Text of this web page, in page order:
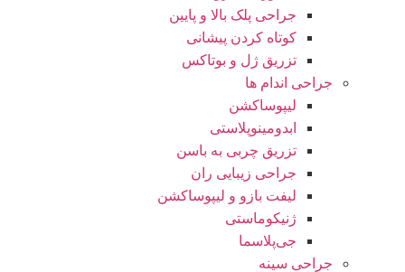
جراحی پلک بالا و پایین
کوتاه کردن پیشانی
تزریق ژل و بوتاکس
جراحی اندام ها
لیپوساکشن
ابدومینوپلاستی
تزریق چربی به باسن
جراحی زیبایی ران
لیفت بازو و لیپوساکشن
ژنیکوماستی
جی‌پلاسما
جراحی سینه